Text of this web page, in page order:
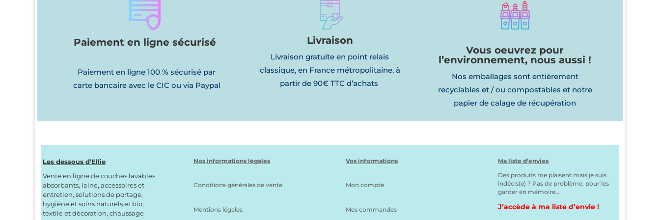
Paiement en ligne sécurisé
Paiement en ligne 100 % sécurisé par
carte bancaire avec le CIC ou via Paypal
Livraison
Livraison gratuite en point relais
classique, en France métropolitaine, à
partir de 90€ TTC d’achats
Vous oeuvrez pour
l’environnement, nous aussi !
Nos emballages sont entièrement
recyclables et / ou compostables et notre
papier de calage de récupération
Les dessous d’Ellie
Vente en ligne de couches lavables,
absorbants, laine, accessoires et
entretien, solutions de portage,
hygiène et soins naturels et bio,
textile et décoration, chaussage
Nos informations légales
Conditions générales de vente
Mentions légales
Vos informations
Mon compte
Mes commandes
Ma liste d’envies
Des produits me plaisent mais je suis
indécis(e) ? Pas de problème, pour les
garder en mémoire…
J’accède à ma liste d’envie !